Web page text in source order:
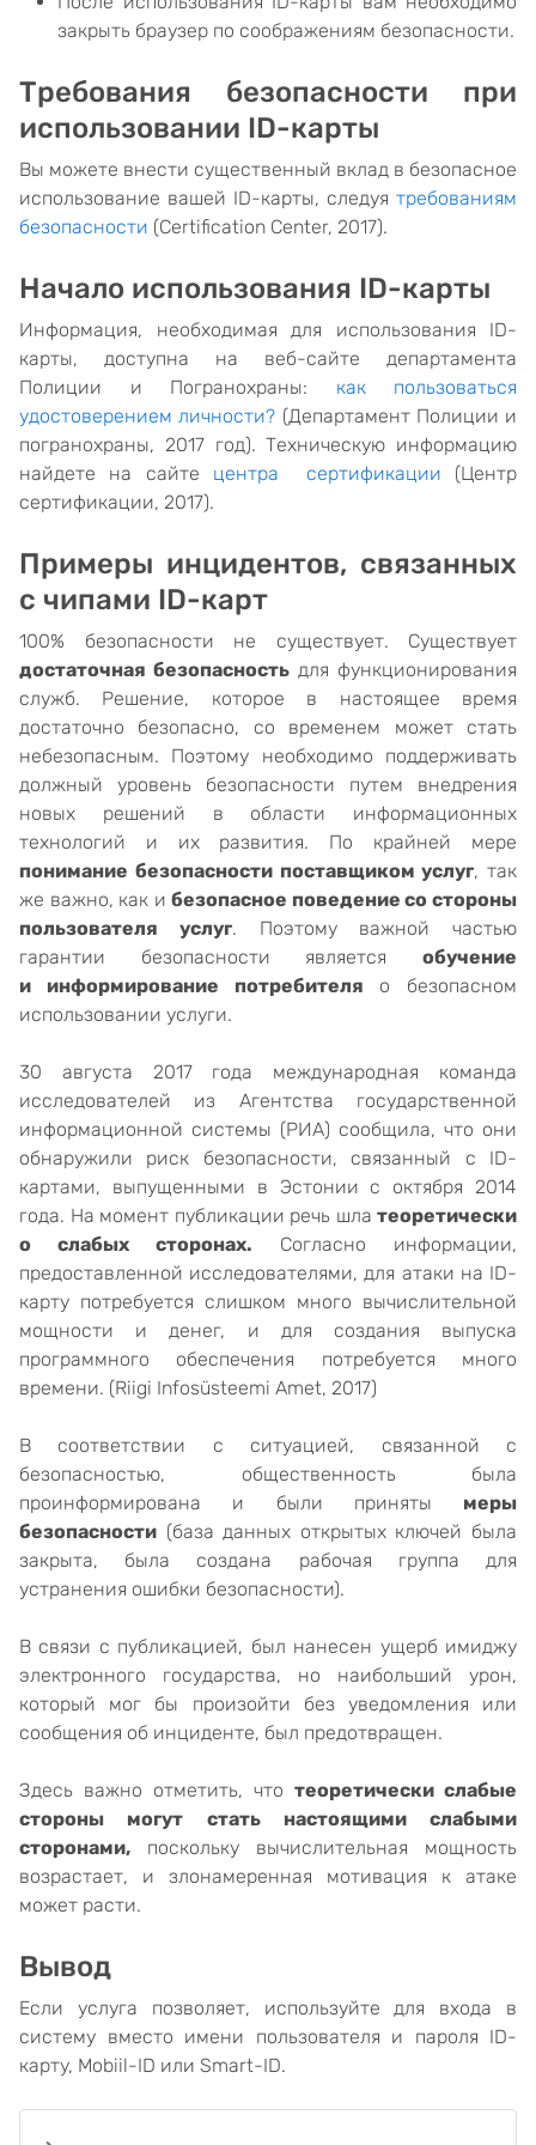
закрыть браузер по соображениям безопасности.
Требования безопасности при
использовании ID-карты
Вы можете внести существенный вклад в безопасное
использование вашей ID-карты, следуя требованиям
безопасности (Certification Center, 2017).
Начало использования ID-карты
Информация, необходимая для использования ID-
карты, доступна на веб-сайте департамента
Полиции и Погранохраны: как пользоваться
удостоверением личности? (Департамент Полиции и
погранохраны, 2017 год). Техническую информацию
найдете на сайте центра сертификации (Центр
сертификации, 2017).
Примеры инцидентов, связанных
с чипами ID-карт
100% безопасности не существует. Существует
достаточная безопасность для функционирования
служб. Решение, которое в настоящее время
достаточно безопасно, со временем может стать
небезопасным. Поэтому необходимо поддерживать
должный уровень безопасности путем внедрения
новых решений в области информационных
технологий и их развития. По крайней мере
понимание безопасности поставщиком услуг, так
же важно, как ибезопасное поведение со стороны
пользователя услуг. Поэтому важной частью
гарантии безопасности является обучение
и информирование потребителя о безопасном
использовании услуги.
30 августа 2017 года международная команда
исследователей из Агентства государственной
информационной системы (РИА) сообщила, что они
обнаружили риск безопасности, связанный с ID-
картами, выпущенными в Эстонии с октября 2014
года. На момент публикации речь шла теоретически
о слабых сторонах. Согласно информации,
предоставленной исследователями, для атаки на ID-
карту потребуется слишком много вычислительной
мощности и денег, и для создания выпуска
программного обеспечения потребуется много
времени. (Riigi Infosüsteemi Amet, 2017)
В соответствии с ситуацией, связанной с
безопасностью, общественность была
проинформирована и были приняты меры
безопасности (база данных открытых ключей была
закрыта, была создана рабочая группа для
устранения ошибки безопасности).
В связи с публикацией, был нанесен ущерб имиджу
электронного государства, но наибольший урон,
который мог бы произойти без уведомления или
сообщения об инциденте, был предотвращен.
Здесь важно отметить, что теоретически слабые
стороны могут стать настоящими слабыми
сторонами, поскольку вычислительная мощность
возрастает, и злонамеренная мотивация к атаке
может расти.
Вывод
Если услуга позволяет, используйте для входа в
систему вместо имени пользователя и пароля ID-
карту, Mobiil-ID или Smart-ID.